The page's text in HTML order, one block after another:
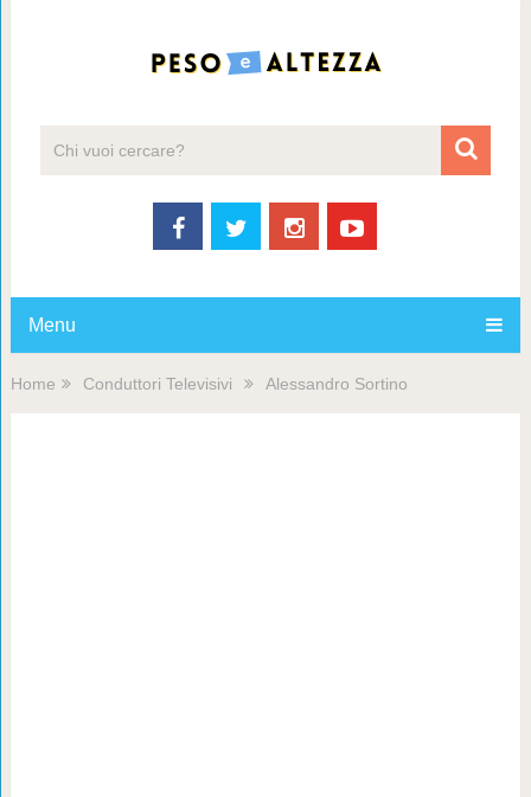
Menu
Home Conduttori Televisivi Alessandro Sortino